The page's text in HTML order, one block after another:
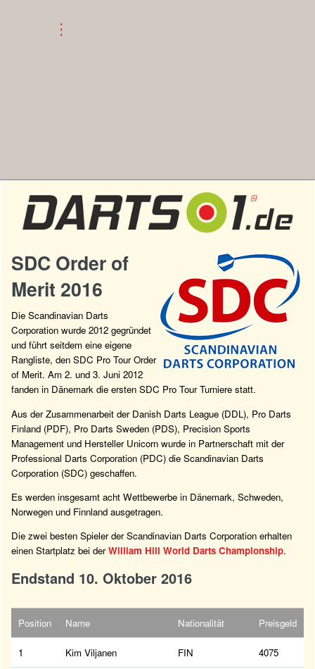
SDC Order of
Merit 2016
Die Scandinavian Darts
Corporation wurde 2012 gegründet
und führt seitdem eine eigene
Rangliste, den SDC Pro Tour Order
of Merit. Am 2. und 3. Juni 2012
fanden in Dänemark die ersten SDC Pro Tour Turniere statt.
Aus der Zusammenarbeit der Danish Darts League (DDL), Pro Darts
Finland (PDF), Pro Darts Sweden (PDS), Precision Sports
Management und Hersteller Unicorn wurde in Partnerschaft mit der
Professional Darts Corporation (PDC) die Scandinavian Darts
Corporation (SDC) geschaffen.
Es werden insgesamt acht Wettbewerbe in Dänemark, Schweden,
Norwegen und Finnland ausgetragen.
Die zwei besten Spieler der Scandinavian Darts Corporation erhalten
einen Startplatz bei derWilliam Hill World Darts Championship.
Endstand 10. Oktober 2016
Position Name Nationalität Preisgeld
1 Kim Viljanen FIN 4075